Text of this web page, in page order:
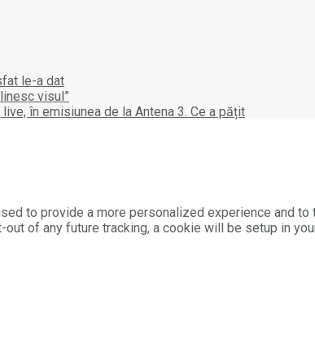
le-a dat
visul”
în emisiunea de la Antena 3. Ce a pățit
to provide a more personalized experience and
of any future tracking, a cookie will be setup in